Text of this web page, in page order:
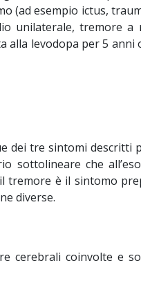
(ad esempio ictus,
unilaterale, tremore a
levodopa per 5 anni
dei tre sintomi descritti
sottolineare che
tremore è il sintomo
diverse.
cerebrali coinvolte e